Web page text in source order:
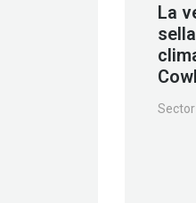
La